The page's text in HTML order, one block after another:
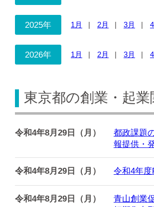
2025年 1月 2月 3月
2026年 1月 2月 3月
東京都の創業・起
令和4年8月29日（月）
都政課題
報提供・
令和4年8月29日（月） 令和4年
令和4年8月29日（月）
青山創業